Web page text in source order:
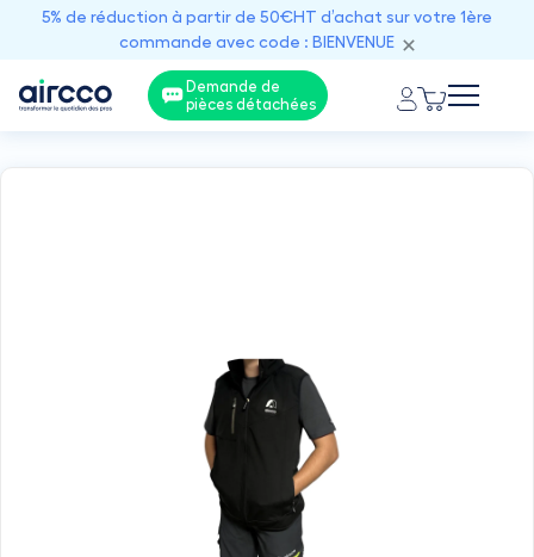
5% de réduction à partir de 50€HT d’achat sur votre 1ère
commande avec code : BIENVENUE
Demande de
pièces détachées